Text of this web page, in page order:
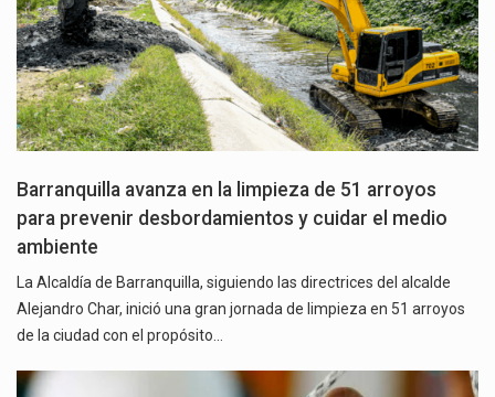
Barranquilla avanza en la limpieza de 51 arroyos
para prevenir desbordamientos y cuidar el medio
ambiente
La Alcaldía de Barranquilla, siguiendo las directrices del alcalde
Alejandro Char, inició una gran jornada de limpieza en 51 arroyos
de la ciudad con el propósito…